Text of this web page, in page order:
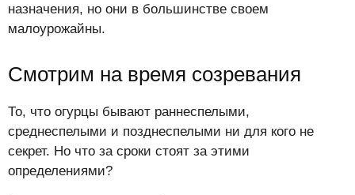
назначения, но они в большинстве своем
малоурожайны.
Смотрим на время созревания
То, что огурцы бывают раннеспелыми,
среднеспелыми и позднеспелыми ни для кого не
секрет. Но что за сроки стоят за этими
определениями?